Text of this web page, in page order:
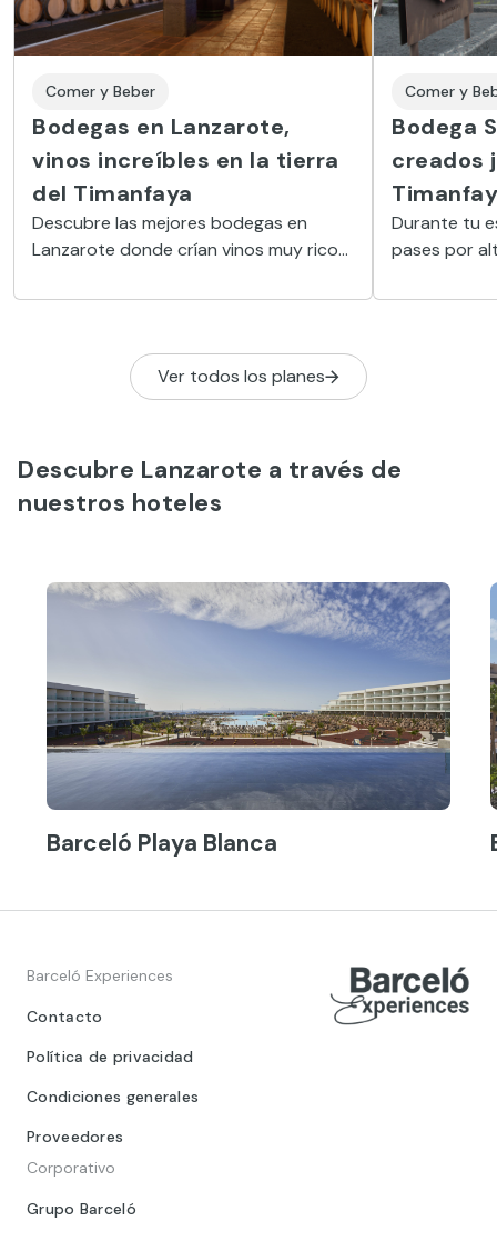
Comer y Beber
Bodegas en Lanzarote,
vinos increíbles en la tierra
del Timanfaya
Descubre las mejores bodegas en
Lanzarote donde crían vinos muy ricos
sistema de cráteres para plantar las
Comer y
Bodega
creados
Durante tu
pases por
conocer la
Ver todos los planes
Descubre Lanzarote a través de
nuestros hoteles
Barceló Playa Blanca
Barceló Experiences
Contacto
Política de privacidad
Condiciones generales
Proveedores
Corporativo
Grupo Barceló